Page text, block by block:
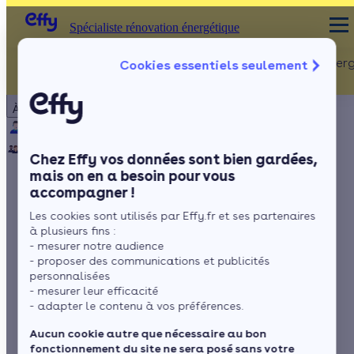
Cookies essentiels seulement
Chez Effy vos données sont bien gardées,
mais on en a besoin pour vous
accompagner !
Les cookies sont utilisés par Effy.fr et ses partenaires
à plusieurs fins :
- mesurer notre audience
- proposer des communications et publicités
personnalisées
- mesurer leur efficacité
- adapter le contenu à vos préférences.
Aucun cookie autre que nécessaire au bon
fonctionnement du site ne sera posé sans votre
À propos
Notre équipe
Rejoignez-nous Presse
Spécialiste rénovation énergétique Rénovation
Murs
Sols
Spécialiste rénovation énergétique
Le plafond chauffant
: qu'est-ce que c'est
concrètement ?
Sonya Drideche 7 min de lecture